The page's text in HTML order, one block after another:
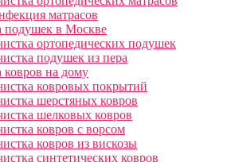
матрасов
подушек в Москве
ортопедических подушек
подушек из пера
на дому
ковровых покрытий
шерстяных ковров
шелковых ковров
ковров с ворсом
ковров из вискозы
синтетических ковров